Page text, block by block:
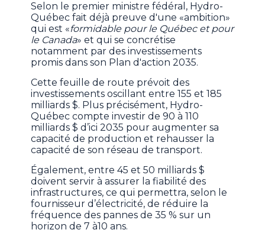
Selon le premier ministre fédéral, Hydro-
Québec fait déjà preuve d'une «ambition»
qui est «formidable pour le Québec et pour
le Canada» et qui se concrétise
notamment par des investissements
promis dans son Plan d'action 2035.
Cette feuille de route prévoit des
investissements oscillant entre 155 et 185
milliards $. Plus précisément, Hydro-
Québec compte investir de 90 à 110
milliards $ d’ici 2035 pour augmenter sa
capacité de production et rehausser la
capacité de son réseau de transport.
Également, entre 45 et 50 milliards $
doivent servir à assurer la fiabilité des
infrastructures, ce qui permettra, selon le
fournisseur d’électricité, de réduire la
fréquence des pannes de 35 % sur un
horizon de 7 à10 ans.